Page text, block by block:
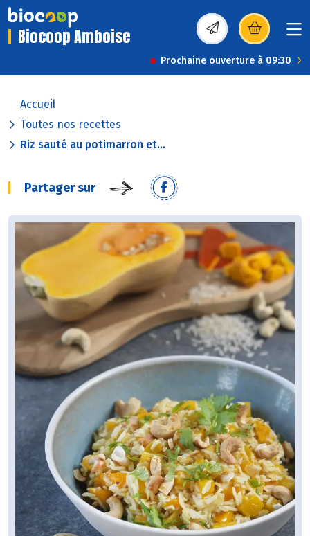
Biocoop Amboise (s’ouvre dans une
Prochaine ouverture à 09:30
Accueil
Toutes nos recettes
Riz sauté au potimarron et...
Partager sur